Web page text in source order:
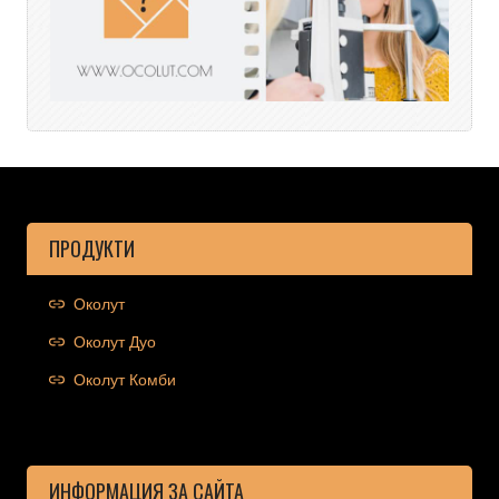
ПРОДУКТИ
Околут
Околут Дуо
Околут Комби
ИНФОРМАЦИЯ ЗА САЙТА